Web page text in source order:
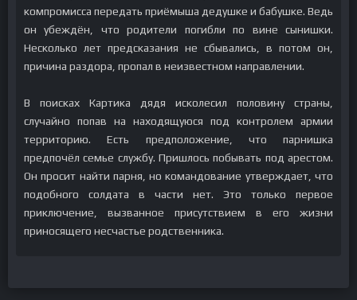
компромисса передать приёмыша дедушке и бабушке. Ведь
он убеждён, что родители погибли по вине сынишки.
Несколько лет предсказания не сбывались, в потом он,
причина раздора, пропал в неизвестном направлении.
В поисках Картика дядя исколесил половину страны,
случайно попав на находящуюся под контролем армии
территорию. Есть предположение, что парнишка
предпочёл семье службу. Пришлось побывать под арестом.
Он просит найти парня, но командование утверждает, что
подобного солдата в части нет. Это только первое
приключение, вызванное присутствием в его жизни
приносящего несчастье родственника.